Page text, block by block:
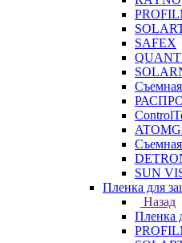
SAFEX
SUN
Пленка для
Назад
Пленка